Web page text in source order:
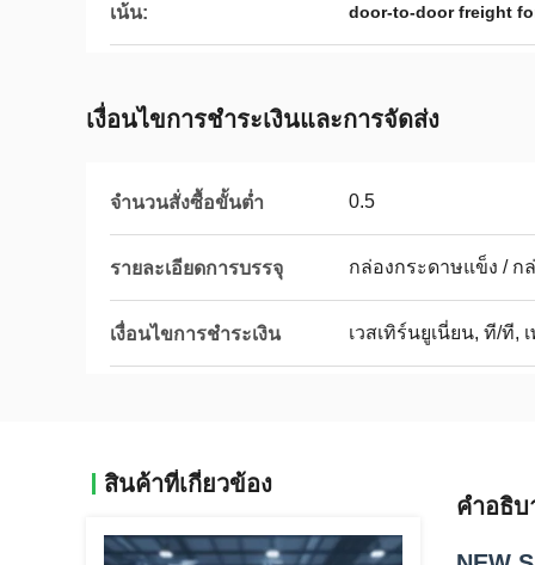
เน้น: door-to-door freight
เงื่อนไขการชำระเงินและการจัดส่ง
จำนวนสั่งซื้อขั้นต่ำ 0.5
รายละเอียดการบรรจุ กล่องกระดาษแข็ง / ก
เงื่อนไขการชำระเงิน เวสเทิร์นยูเนี่ยน, ที/ที,
สินค้าที่เกี่ยวข้อง
คำอธิ